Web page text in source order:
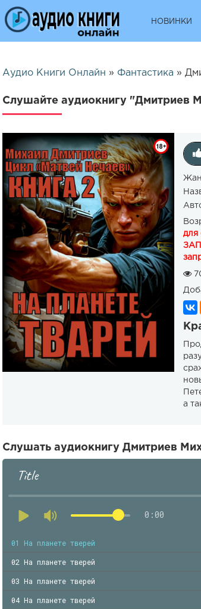
НОВИНКИ
Аудио Книги Онлайн » Фантастика »
Слушайте аудиокнигу "Дмитриев
для
а
Слушать аудиокнигу Дмитриев
Title
0:00
01 На планете тверей
02 На планете тверей
03 На планете тверей
04 На планете тверей